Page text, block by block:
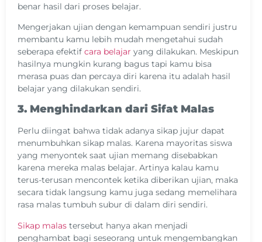
benar hasil dari proses belajar.
Mengerjakan ujian dengan kemampuan sendiri justru
membantu kamu lebih mudah mengetahui sudah
seberapa efektif cara belajar yang dilakukan. Meskipun
hasilnya mungkin kurang bagus tapi kamu bisa
merasa puas dan percaya diri karena itu adalah hasil
belajar yang dilakukan sendiri.
3. Menghindarkan dari Sifat Malas
Perlu diingat bahwa tidak adanya sikap jujur dapat
menumbuhkan sikap malas. Karena mayoritas siswa
yang menyontek saat ujian memang disebabkan
karena mereka malas belajar. Artinya kalau kamu
terus-terusan mencontek ketika diberikan ujian, maka
secara tidak langsung kamu juga sedang memelihara
rasa malas tumbuh subur di dalam diri sendiri.
Sikap malas tersebut hanya akan menjadi
penghambat bagi seseorang untuk mengembangkan